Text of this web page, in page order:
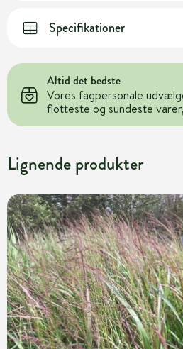
Specifikationer
Altid det bedste
Vores fagpersonale
flotteste og sundeste
Lignende produkter